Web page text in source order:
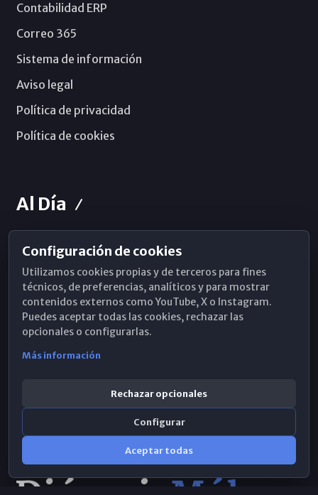
Contabilidad ERP
Correo 365
Sistema de información
Aviso legal
Política de privacidad
Política de cookies
Al Día
Horarios de Misa
Hemeroteca
WhatsApp
Configuración de cookies
Utilizamos cookies propias y de terceros para fines
técnicos, de preferencias, analíticos y para mostrar
contenidos externos como YouTube, X o Instagram.
Puedes aceptar todas las cookies, rechazar las
opcionales o configurarlas.
Más información
Rechazar opcionales
Configurar
Aceptar todas